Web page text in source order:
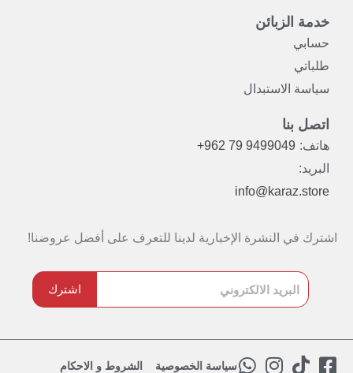
خدمة الزبائن
حسابي
طلباتي
سياسة الاستبدال
اتصل بنا
هاتف: +962 79 9499049
البريد:
info@karaz.store
اشترك في النشرة الإخبارية لدينا للتعرف على أفضل عروضنا!
اشترك
F
T
I
Wسياسة الخصوصية الشروط و الاحكام